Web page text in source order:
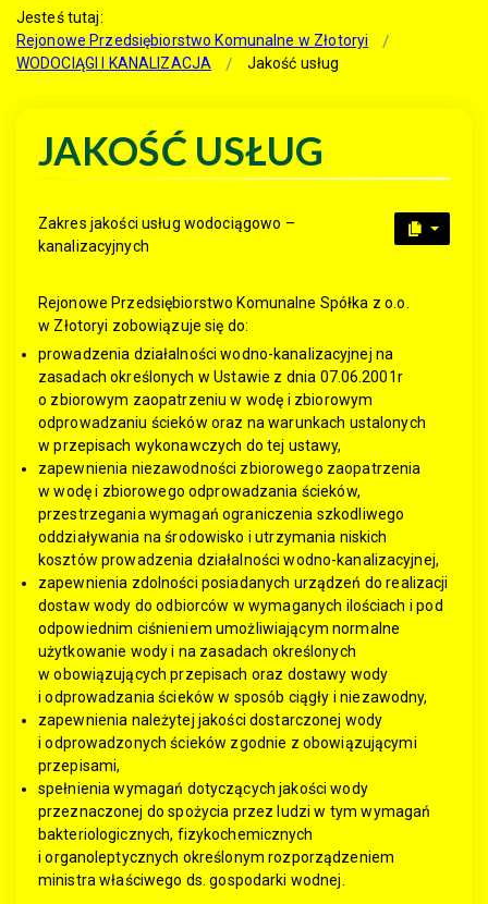
Jesteś tutaj:
Rejonowe Przedsiębiorstwo Komunalne w Złotoryi
WODOCIĄGI I KANALIZACJA
Jakość usług
JAKOŚĆ USŁUG
Zakres jakości usług wodociągowo –
kanalizacyjnych
Rejonowe Przedsiębiorstwo Komunalne Spółka z o.o.
w Złotoryi zobowiązuje się do:
prowadzenia działalności wodno-kanalizacyjnej na
zasadach określonych w Ustawie z dnia 07.06.2001r
o zbiorowym zaopatrzeniu w wodę i zbiorowym
odprowadzaniu ścieków oraz na warunkach ustalonych
w przepisach wykonawczych do tej ustawy,
zapewnienia niezawodności zbiorowego zaopatrzenia
w wodę i zbiorowego odprowadzania ścieków,
przestrzegania wymagań ograniczenia szkodliwego
oddziaływania na środowisko i utrzymania niskich
kosztów prowadzenia działalności wodno-kanalizacyjnej,
zapewnienia zdolności posiadanych urządzeń do realizacji
dostaw wody do odbiorców w wymaganych ilościach i pod
odpowiednim ciśnieniem umożliwiającym normalne
użytkowanie wody i na zasadach określonych
w obowiązujących przepisach oraz dostawy wody
i odprowadzania ścieków w sposób ciągły i niezawodny,
zapewnienia należytej jakości dostarczonej wody
i odprowadzonych ścieków zgodnie z obowiązującymi
przepisami,
spełnienia wymagań dotyczących jakości wody
przeznaczonej do spożycia przez ludzi w tym wymagań
bakteriologicznych, fizykochemicznych
i organoleptycznych określonym rozporządzeniem
ministra właściwego ds. gospodarki wodnej.